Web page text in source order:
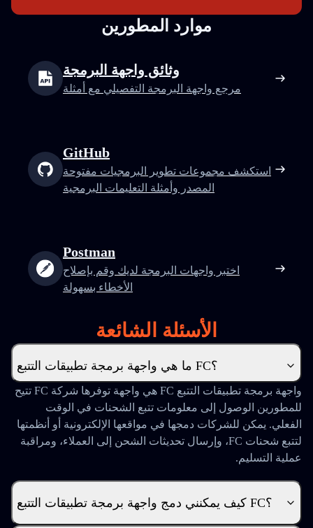
موارد المطورين
وثائق واجهة البرمجة
مرجع واجهة البرمجة التفصيلي مع أمثلة
GitHub
استكشف مجموعات تطوير البرمجيات مفتوحة
المصدر وأمثلة التعليمات البرمجية
Postman
اختبر واجهات البرمجة لديك وقم بإصلاح
الأخطاء بسهولة
الأسئلة الشائعة
ما هي واجهة برمجة تطبيقات التتبع FC؟
واجهة برمجة تطبيقات التتبع FC هي واجهة توفرها شركة FC تتيح
للمطورين الوصول إلى معلومات تتبع الشحنات في الوقت
الفعلي. يمكن للشركات دمجها في مواقعها الإلكترونية أو أنظمتها
لتتبع شحنات FC، وإرسال تحديثات الشحن إلى العملاء، ومراقبة
عملية التسليم.
كيف يمكنني دمج واجهة برمجة تطبيقات التتبع FC؟